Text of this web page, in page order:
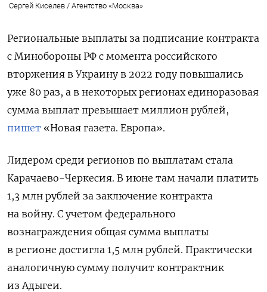
Сергей Киселев / Агентство «Москва»
Региональные выплаты за подписание контракта
с Минобороны РФ с момента российского
вторжения в Украину в 2022 году повышались
уже 80 раз, а в некоторых регионах единоразовая
сумма выплат превышает миллион рублей,
пишет «Новая газета. Европа».
Лидером среди регионов по выплатам стала
Карачаево-Черкесия. В июне там начали платить
1,3 млн рублей за заключение контракта
на войну. С учетом федерального
вознаграждения общая сумма выплаты
в регионе достигла 1,5 млн рублей. Практически
аналогичную сумму получит контрактник
из Адыгеи.